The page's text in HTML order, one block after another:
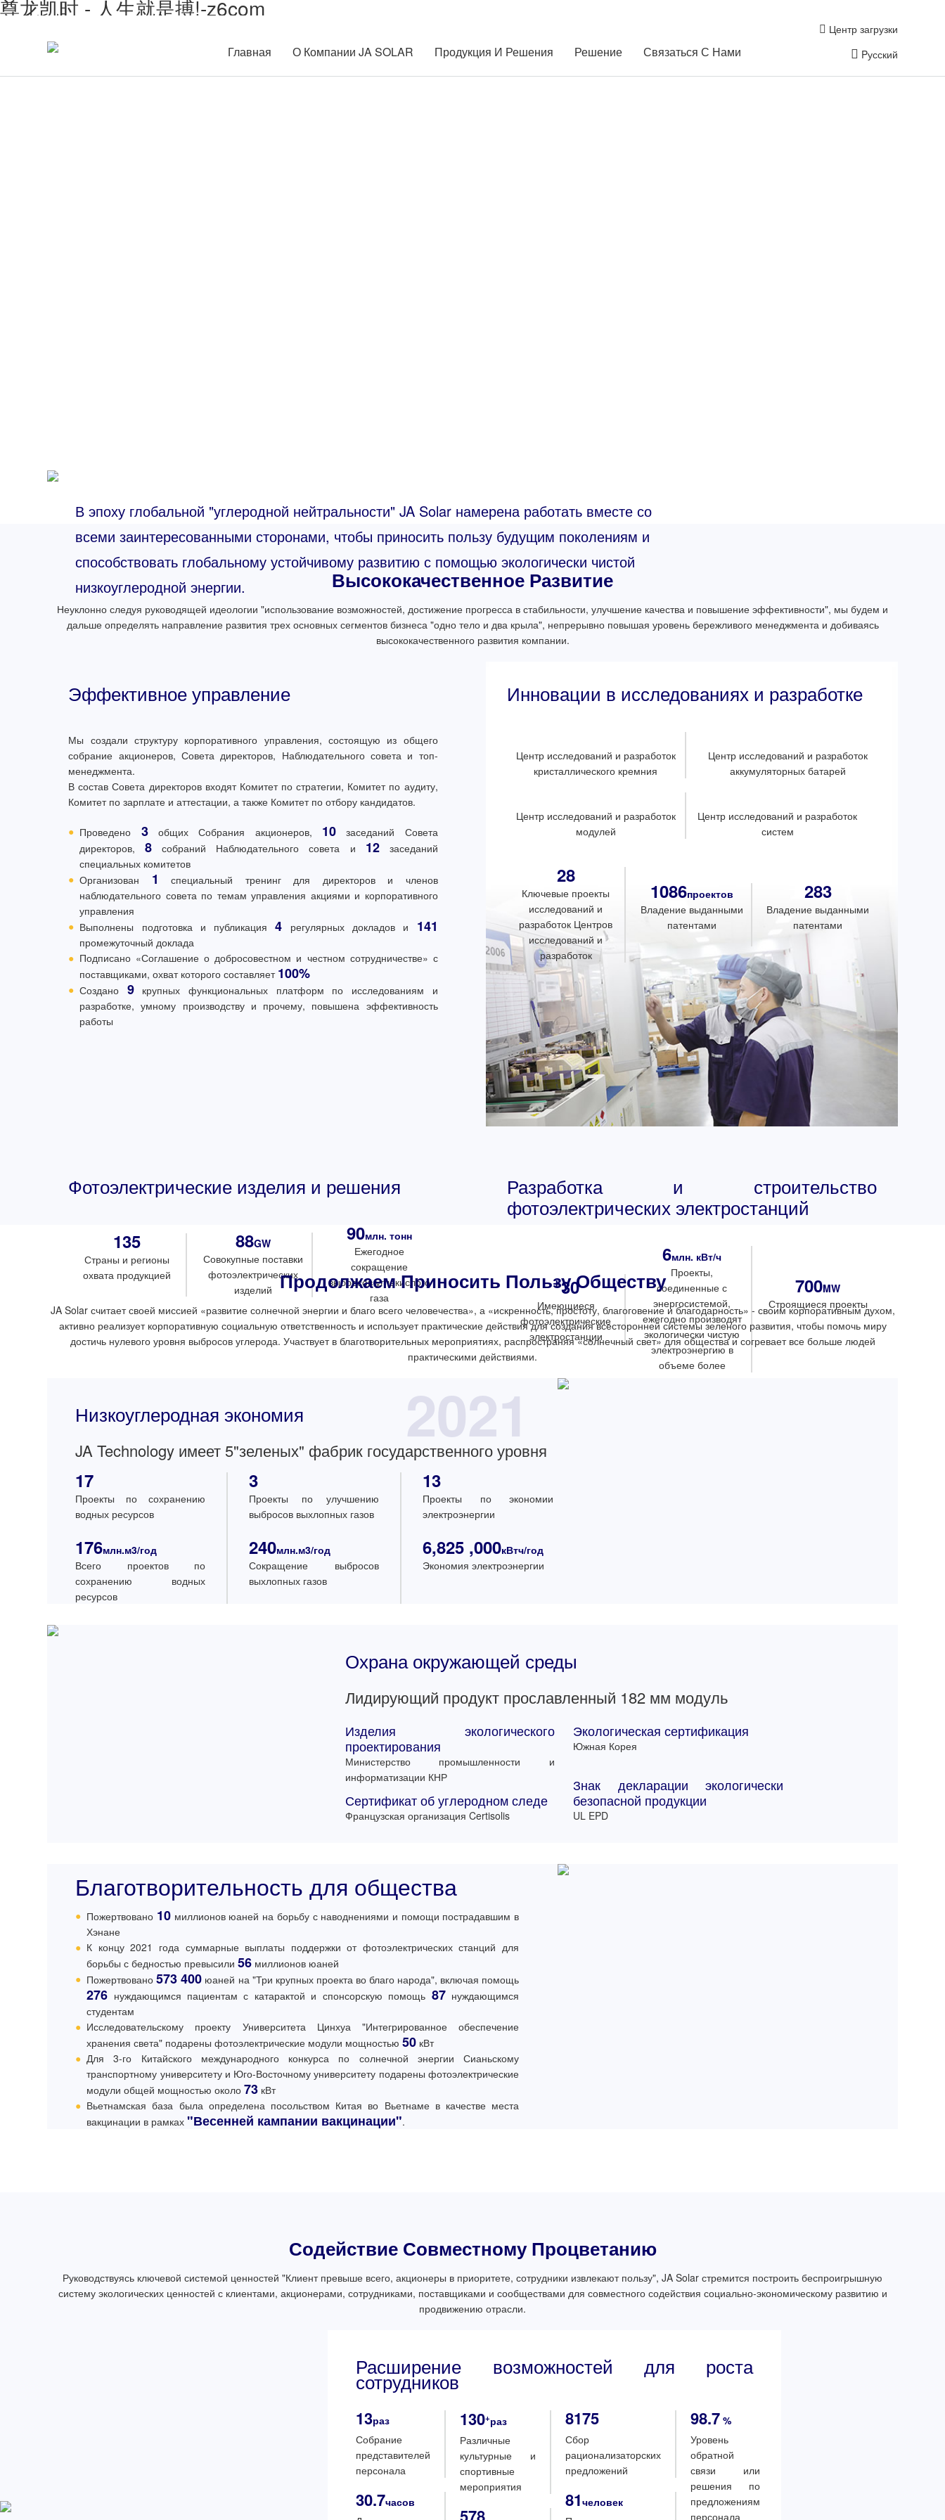
尊龙凯时 - 人生就是搏!-z6com
Центр загрузки
Главная О Компании JA SOLAR Продукция И Решения Решение Связаться С Нами Pусский
В эпоху глобальной "углеродной нейтральности" JA Solar намерена работать вместе со
всеми заинтересованными сторонами, чтобы приносить пользу будущим поколениям и
способствовать глобальному устойчивому развитию с помощью экологически чистой
низкоуглеродной энергии.
Высококачественное Развитие
Неуклонно следуя руководящей идеологии "использование возможностей, достижение прогресса в стабильности, улучшение качества и повышение эффективности", мы будем и
дальше определять направление развития трех основных сегментов бизнеса "одно тело и два крыла", непрерывно повышая уровень бережливого менеджмента и добиваясь
высококачественного развития компании.
Эффективное управление
Мы создали структуру корпоративного управления, состоящую из общего
собрание акционеров, Совета директоров, Наблюдательного совета и топ-
менеджмента.
В состав Совета директоров входят Комитет по стратегии, Комитет по аудиту,
Комитет по зарплате и аттестации, а также Комитет по отбору кандидатов.
● Проведено 3общих Собрания акционеров, 10заседаний Совета
директоров,8 собраний Наблюдательного совета и 12заседаний
специальных комитетов
● Организован 1
специальный тренинг для директоров и членов
наблюдательного совета по темам управления акциями и корпоративного
управления
● Выполнены подготовка и публикация4 регулярных докладов и 141
промежуточный доклада
● Подписано «Соглашение о добросовестном и честном сотрудничестве» с
поставщиками, охват которого составляет 100%
● Создано 9крупных функциональных платформ по исследованиям и
разработке, умному производству и прочему, повышена эффективность
работы
Инновации в исследованиях и разработке
Центр исследований и разработок
кристаллического кремния
Центр исследований и разработок
аккумуляторных батарей
Центр исследований и разработок
модулей
Центр исследований и разработок
систем
28
Ключевые проекты
исследований и
разработок Центров
исследований и
разработок
1086проектов
Владение выданными
патентами
283
Владение выданными
патентами
Фотоэлектрические изделия и решения
135
Страны и регионы
охвата продукцией
88GW
Совокупные поставки
фотоэлектрических
изделий
90млн. тонн
Ежегодное
сокращение
выбросов углекислого
газа
Разработка и строительство
фотоэлектрических электростанций
+30
Имеющиеся
фотоэлектрические
электростанции
6млн. кВт/ч
Проекты,
соединенные с
энергосистемой,
ежегодно производят
экологически чистую
электроэнергию в
объеме более
700MW
Строящиеся проекты
Продолжаем Приносить Пользу Обществу
JA Solar считает своей миссией «развитие солнечной энергии и благо всего человечества», а «искренность, простоту, благоговение и благодарность» - своим корпоративным духом,
активно реализует корпоративную социальную ответственность и использует практические действия для создания всесторонней системы зеленого развития, чтобы помочь миру
достичь нулевого уровня выбросов углерода. Участвует в благотворительных мероприятиях, распространяя «солнечный свет» для общества и согревает все больше людей
практическими действиями.
Низкоуглеродная экономия
JA Technology имеет 5"зеленых" фабрик государственного уровня
17
Проекты по сохранению
водных ресурсов
176млн.м3/год
Всего проектов по
сохранению водных
ресурсов
3
Проекты по улучшению
выбросов выхлопных газов
240млн.м3/год
Сокращение выбросов
выхлопных газов
13
Проекты по экономии
электроэнергии
6,825 ,000кВтч/год
Экономия электроэнергии
2021
Охрана окружающей среды
Лидирующий продукт прославленный 182 мм модуль
Изделия экологического
проектирования
Министерство промышленности и
информатизации КНР
Сертификат об углеродном следе
Французская организация Certisolis
Экологическая сертификация
Южная Корея
Знак декларации экологически
безопасной продукции
UL EPD
Благотворительность для общества
● Пожертвовано 10миллионов юаней на борьбу с наводнениями и помощи пострадавшим в
Хэнане
● К концу 2021 года суммарные выплаты поддержки от фотоэлектрических станций для
борьбы с бедностью превысили56 миллионов юаней
● Пожертвовано573 400 юаней на "Три крупных проекта во благо народа", включая помощь
276 нуждающимся пациентам с катарактой и спонсорскую помощь 87нуждающимся
студентам
● Исследовательскому проекту Университета Цинхуа "Интегрированное обеспечение
хранения света" подарены фотоэлектрические модули мощностью50 кВт
● Для 3-го Китайского международного конкурса по солнечной энергии Сианьскому
транспортному университету и Юго-Восточному университету подарены фотоэлектрические
модули общей мощностью около73 кВт
● Вьетнамская база была определена посольством Китая во Вьетнаме в качестве места
вакцинации в рамках"Весенней кампании вакцинации".
Содействие Совместному Процветанию
Руководствуясь ключевой системой ценностей "Клиент превыше всего, акционеры в приоритете, сотрудники извлекают пользу", JA Solar стремится построить беспроигрышную
систему экологических ценностей с клиентами, акционерами, сотрудниками, поставщиками и сообществами для совместного содействия социально-экономическому развитию и
продвижению отрасли.
Расширение возможностей для роста
сотрудников
13раз
Собрание
представителей
персонала
30.7часов
130+раз
Различные
культурные и
спортивные
мероприятия
8175
Сбор
рационализаторских
предложений
81человек
98.7 %
Уровень
обратной
связи или
решения по
предложениям
персонала